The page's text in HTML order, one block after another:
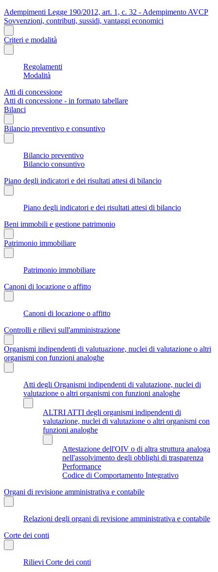
Adempimenti Legge 190/2012, art. 1, c. 32 - Adempimento AVCP
Sovvenzioni, contributi, sussidi, vantaggi economici
Criteri e modalità
Regolamenti
Modalità
Atti di concessione
Atti di concessione - in formato tabellare
Bilanci
Bilancio preventivo e consuntivo
Bilancio preventivo
Bilancio consuntivo
Piano degli indicatori e dei risultati attesi di bilancio
Piano degli indicatori e dei risultati attesi di bilancio
Beni immobili e gestione patrimonio
Patrimonio immobiliare
Patrimonio immobiliare
Canoni di locazione o affitto
Canoni di locazione o affitto
Controlli e rilievi sull'amministrazione
Organismi indipendenti di valutuazione, nuclei di valutazione o altri
organismi con funzioni analoghe
Atti degli Organismi indipendenti di valutazione, nuclei di
valutazione o altri organismi con funzioni analoghe
ALTRI ATTI degli organismi indipendenti di
valutazione, nuclei di valutazione o altri organismi con
funzioni analoghe
Attestazione dell'OIV o di altra struttura analoga
nell'assolvimento degli obblighi di trasparenza
Performance
Codice di Comportamento Integrativo
Organi di revisione amministrativa e contabile
Relazioni degli organi di revisione amministrativa e contabile
Corte dei conti
Rilievi Corte dei conti